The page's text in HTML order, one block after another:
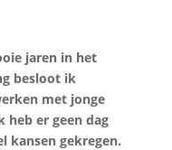
jaren in het
besloot ik
met jonge
heb er geen dag
kansen gekregen.